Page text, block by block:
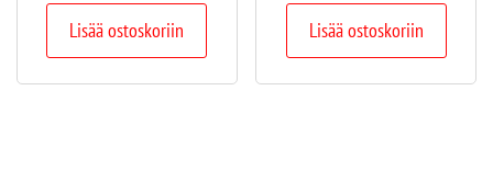
Lisää ostoskoriin Lisää ostoskoriin